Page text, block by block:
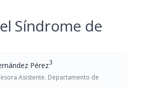
Síndrome de
Pérez3
Asistente. Departamento de